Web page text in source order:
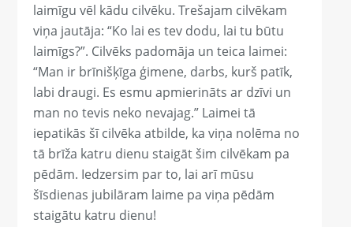
laimīgu vēl kādu cilvēku. Trešajam cilvēkam
viņa jautāja: “Ko lai es tev dodu, lai tu būtu
laimīgs?”. Cilvēks padomāja un teica laimei:
“Man ir brīnišķīga ģimene, darbs, kurš patīk,
labi draugi. Es esmu apmierināts ar dzīvi un
man no tevis neko nevajag.” Laimei tā
iepatikās šī cilvēka atbilde, ka viņa nolēma no
tā brīža katru dienu staigāt šim cilvēkam pa
pēdām. Iedzersim par to, lai arī mūsu
šīsdienas jubilāram laime pa viņa pēdām
staigātu katru dienu!